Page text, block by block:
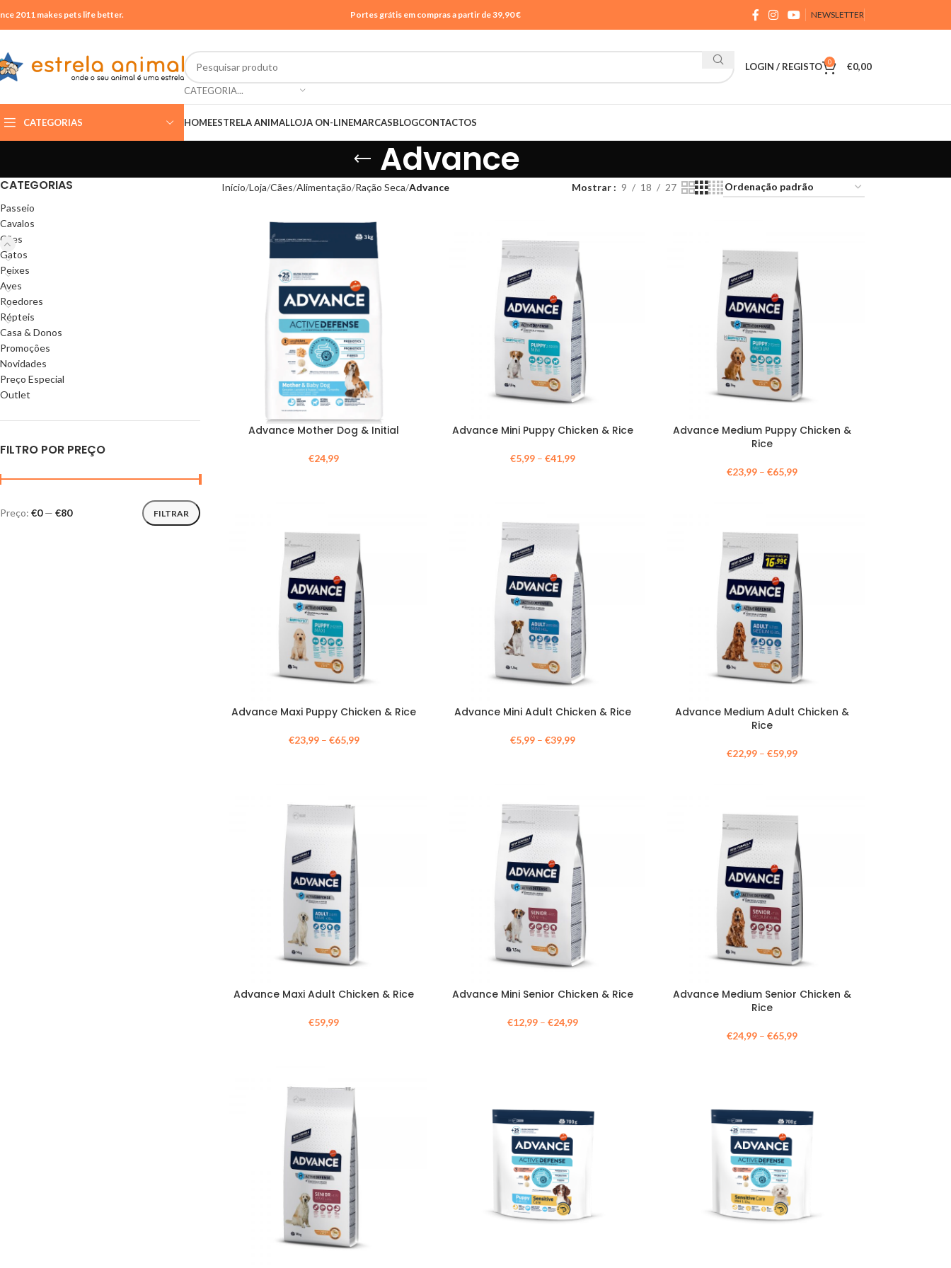
2011 makes pets life better. Portes grátis em compras a partir de 39,90 € NEWSLETTER
CATEGORIA...
LOGIN / REGISTO 0 €0,00
CATEGORIAS HOMEESTRELA ANIMALLOJA ON-LINEMARCASBLOGCONTACTOS
Advance
CATEGORIAS
Passeio
Cavalos
Cães
Gatos
Peixes
Aves
Roedores
Répteis
Casa & Donos
Promoções
Novidades
Preço Especial
Outlet
FILTRO POR PREÇO
FILTRAR
Preço: €0— €80
Início Loja Cães Alimentação Ração Seca Advance Mostrar 9 18 27
Advance Mother Dog & Initial
€24,99
Advance Mini Puppy Chicken & Rice
€5,99 –€41,99
Advance Medium Puppy Chicken &
Rice
€23,99 –€65,99
Advance Maxi Puppy Chicken & Rice
€23,99– €65,99
Advance Mini Adult Chicken & Rice
€5,99 –€39,99
Advance Medium Adult Chicken &
Rice
€22,99 –€59,99
Advance Maxi Adult Chicken & Rice
€59,99
Advance Mini Senior Chicken & Rice
€12,99 –€24,99
Advance Medium Senior Chicken &
Rice
€24,99 –€65,99